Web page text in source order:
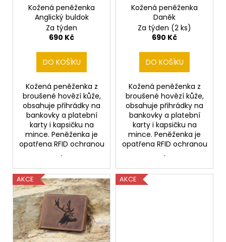
Kožená peněženka
Anglický buldok
Za týden
690 Kč
DO KOŠÍKU
Kožená peněženka z
broušené hovězí kůže,
obsahuje přihrádky na
bankovky a platební
karty i kapsičku na
mince. Peněženka je
opatřena RFID ochranou
.
Kožená peněženka
Daněk
Za týden (2 ks)
690 Kč
DO KOŠÍKU
Kožená peněženka z
broušené hovězí kůže,
obsahuje přihrádky na
bankovky a platební
karty i kapsičku na
mince. Peněženka je
opatřena RFID ochranou
.
AKCE AKCE
TLUSTÝ
GROŠ
VÁCLAVA
VÝROČÍ
RAŽBY
725
7
250
Kč